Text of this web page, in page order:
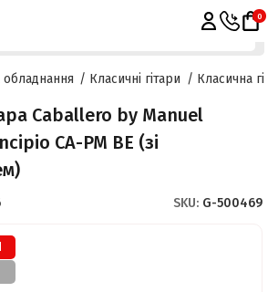
РОЗСТРОЧКА ДО
0
обладнання Класичні гітари Класична
Caballero by Manuel
CA-PM BE (зі
SKU: G-500469